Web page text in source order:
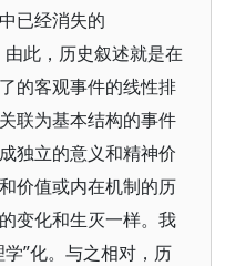
已经消失的
由此，历史叙述就是在
的客观事件的线性排
联为基本结构的事件
独立的意义和精神价
价值或内在机制的历
变化和生灭一样。我
”化。与之相对，历